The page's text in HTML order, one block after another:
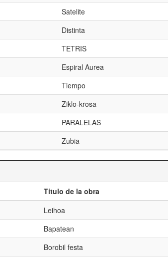
Satelite
Distinta
TETRIS
Espiral Aurea
Tiempo
Ziklo-krosa
PARALELAS
Zubia
Título de la obra
Leihoa
Bapatean
Borobil festa